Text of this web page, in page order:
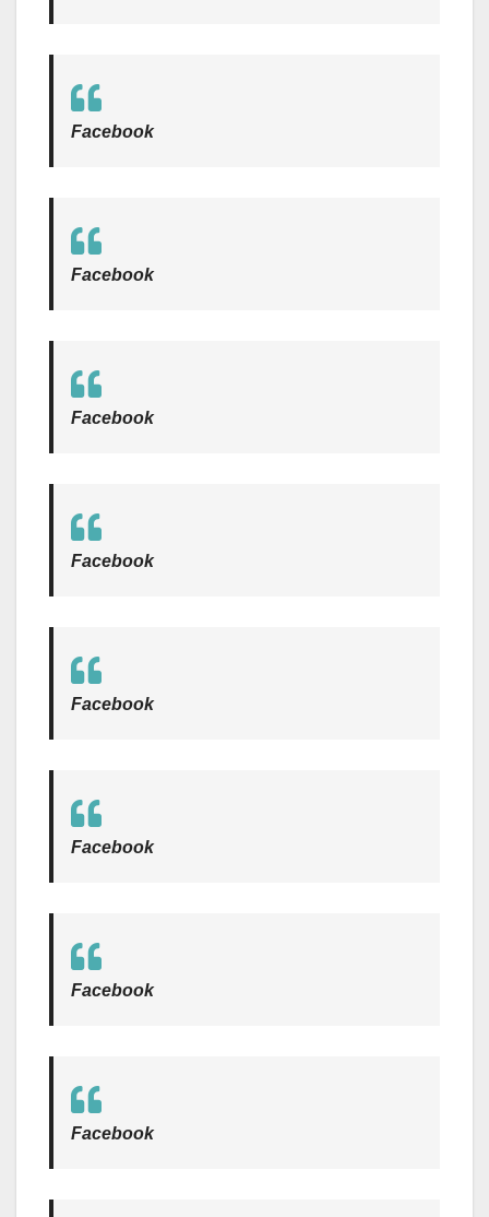
Facebook
Facebook
Facebook
Facebook
Facebook
Facebook
Facebook
Facebook